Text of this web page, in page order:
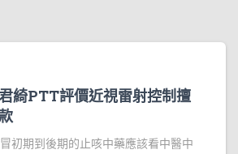
綺PTT評價近視雷射控制擅
初期到後期的止咳中藥應該看中醫中